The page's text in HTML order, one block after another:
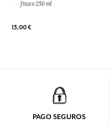
frasco 250 ml
13,00 €
PAGO SEGUROS